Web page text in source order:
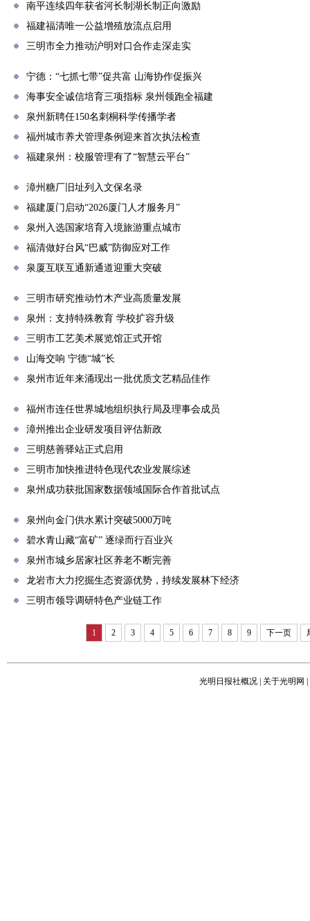
南平连续四年获省河长制湖长制正向激励
福建福清唯一公益增殖放流点启用
三明市全力推动沪明对口合作走深走实
宁德：“七抓七带”促共富 山海协作促振兴
海事安全诚信培育三项指标 泉州领跑全福建
泉州新聘任150名刺桐科学传播学者
福州城市养犬管理条例迎来首次执法检查
福建泉州：校服管理有了“智慧云平台”
漳州糖厂旧址列入文保名录
福建厦门启动“2026厦门人才服务月”
泉州入选国家培育入境旅游重点城市
福清做好台风“巴威”防御应对工作
泉厦互联互通新通道迎重大突破
三明市研究推动竹木产业高质量发展
泉州：支持特殊教育 学校扩容升级
三明市工艺美术展览馆正式开馆
山海交响 宁德“城”长
泉州市近年来涌现出一批优质文艺精品佳作
福州市连任世界城地组织执行局及理事会成员
漳州推出企业研发项目评估新政
三明慈善驿站正式启用
三明市加快推进特色现代农业发展综述
泉州成功获批国家数据领域国际合作首批试点
泉州向金门供水累计突破5000万吨
碧水青山藏“富矿” 逐绿而行百业兴
泉州市城乡居家社区养老不断完善
龙岩市大力挖掘生态资源优势，持续发展林下经济
三明市领导调研特色产业链工作
1 2 3 4 5 6 7 8 9 下一页
光明日报社概况 关于光明网